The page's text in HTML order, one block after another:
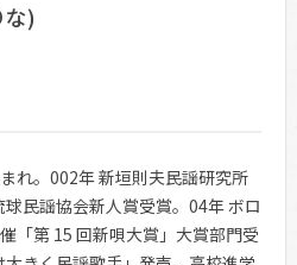
)
れ。002年 新垣則夫民謡研究所
民謡協会新人賞受賞。04年 ボロ
「第 15 回新唄大賞」大賞部門受